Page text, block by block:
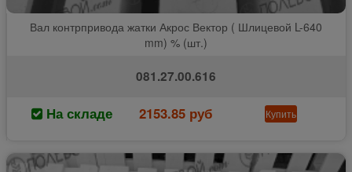
Вал контрпривода жатки Акрос Вектор ( Шлицевой L-640
mm) % (шт.)
081.27.00.616
На складе 2153.85 руб Купить